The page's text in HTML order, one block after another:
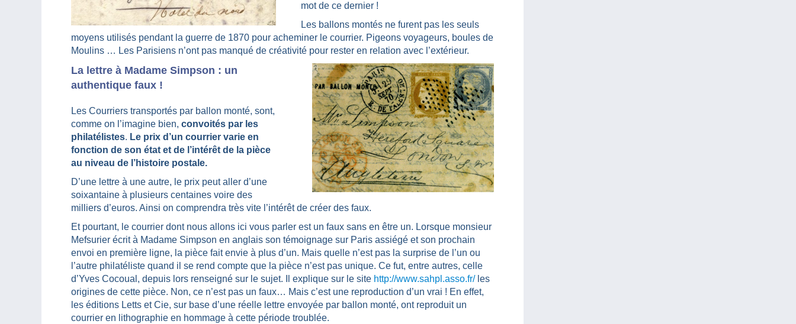
mot de ce dernier !
Les ballons montés ne furent pas les seuls
moyens utilisés pendant la guerre de 1870 pour acheminer le courrier. Pigeons voyageurs, boules de
Moulins … Les Parisiens n’ont pas manqué de créativité pour rester en relation avec l’extérieur.
La lettre à Madame Simpson : un
authentique faux !
Les Courriers transportés par ballon monté, sont,
comme on l’imagine bien, convoités par les
philatélistes. Le prix d’un courrier varie en
fonction de son état et de l’intérêt de la pièce
au niveau de l’histoire postale.
D’une lettre à une autre, le prix peut aller d’une
soixantaine à plusieurs centaines voire des
milliers d’euros. Ainsi on comprendra très vite l’intérêt de créer des faux.
Et pourtant, le courrier dont nous allons ici vous parler est un faux sans en être un. Lorsque monsieur
Mefsurier écrit à Madame Simpson en anglais son témoignage sur Paris assiégé et son prochain
envoi en première ligne, la pièce fait envie à plus d’un. Mais quelle n’est pas la surprise de l’un ou
l’autre philatéliste quand il se rend compte que la pièce n’est pas unique. Ce fut, entre autres, celle
d’Yves Cocoual, depuis lors renseigné sur le sujet. Il explique sur le site http://www.sahpl.asso.fr/les
origines de cette pièce. Non, ce n’est pas un faux… Mais c’est une reproduction d’un vrai ! En effet,
les éditions Letts et Cie, sur base d’une réelle lettre envoyée par ballon monté, ont reproduit un
courrier en lithographie en hommage à cette période troublée.